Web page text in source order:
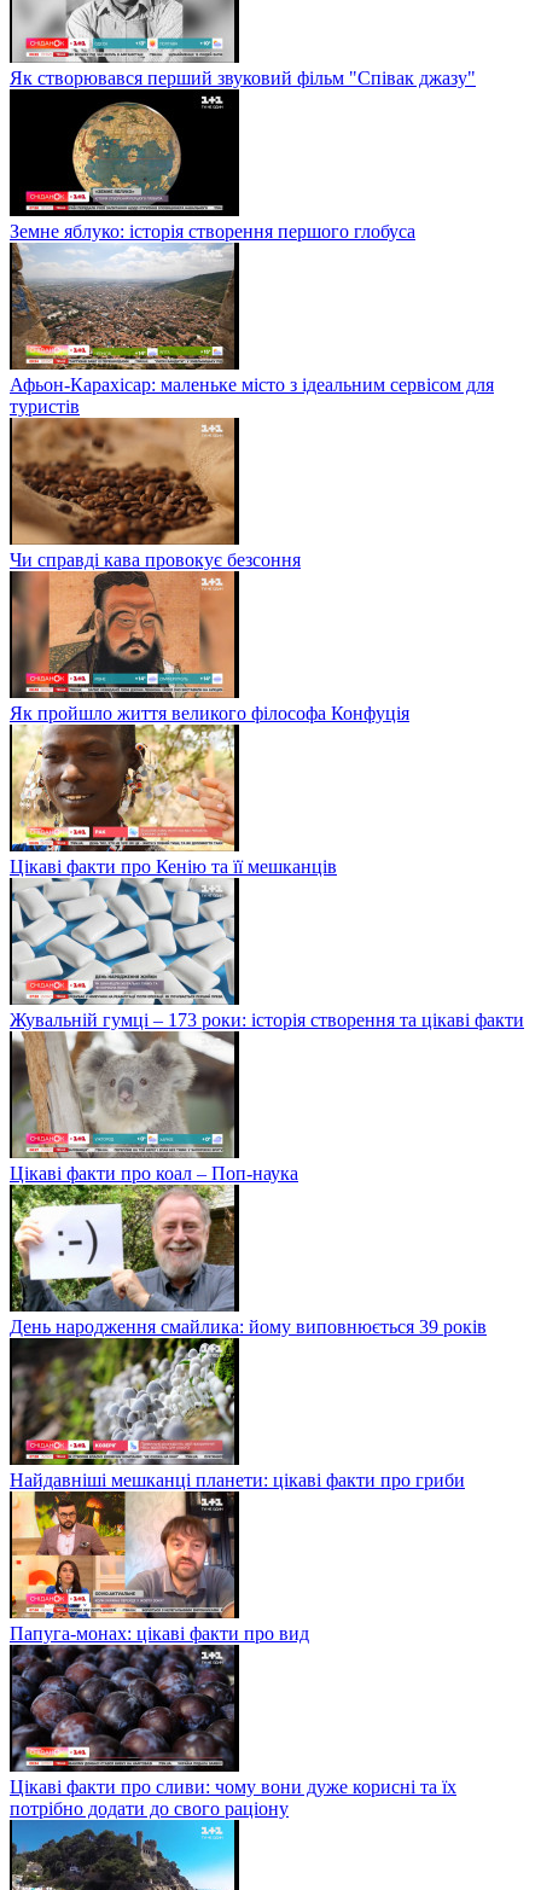
Як створювався перший звуковий фільм "Співак джазу"
Земне яблуко: історія створення першого глобуса
Афьон-Карахісар: маленьке місто з ідеальним сервісом для
туристів
Чи справді кава провокує безсоння
Як пройшло життя великого філософа Конфуція
Цікаві факти про Кенію та її мешканців
Жувальній гумці – 173 роки: історія створення та цікаві факти
Цікаві факти про коал – Поп-наука
День народження смайлика: йому виповнюється 39 років
Найдавніші мешканці планети: цікаві факти про гриби
Папуга-монах: цікаві факти про вид
Цікаві факти про сливи: чому вони дуже корисні та їх
потрібно додати до свого раціону